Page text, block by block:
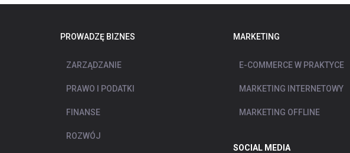
PROWADZĘ BIZNES
ZARZĄDZANIE
PRAWO I PODATKI
FINANSE
ROZWÓJ
MARKETING
E-COMMERCE W PRAKTYCE
MARKETING INTERNETOWY
MARKETING OFFLINE
SOCIAL MEDIA